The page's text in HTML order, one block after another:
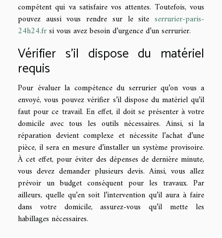
compétent qui va satisfaire vos attentes. Toutefois, vous
pouvez aussi vous rendre sur le site serrurier-paris-
24h24.frsi vous avez besoin d’urgence d’un serrurier.
Vérifier s’il dispose du matériel
requis
Pour évaluer la compétence du serrurier qu’on vous a
envoyé, vous pouvez vérifier s’il dispose du matériel qu’il
faut pour ce travail. En effet, il doit se présenter à votre
domicile avec tous les outils nécessaires. Ainsi, si la
réparation devient complexe et nécessite l’achat d’une
pièce, il sera en mesure d’installer un système provisoire.
À cet effet, pour éviter des dépenses de dernière minute,
vous devez demander plusieurs devis. Ainsi, vous allez
prévoir un budget conséquent pour les travaux. Par
ailleurs, quelle qu’en soit l’intervention qu’il aura à faire
dans votre domicile, assurez-vous qu’il mette les
habillages nécessaires.